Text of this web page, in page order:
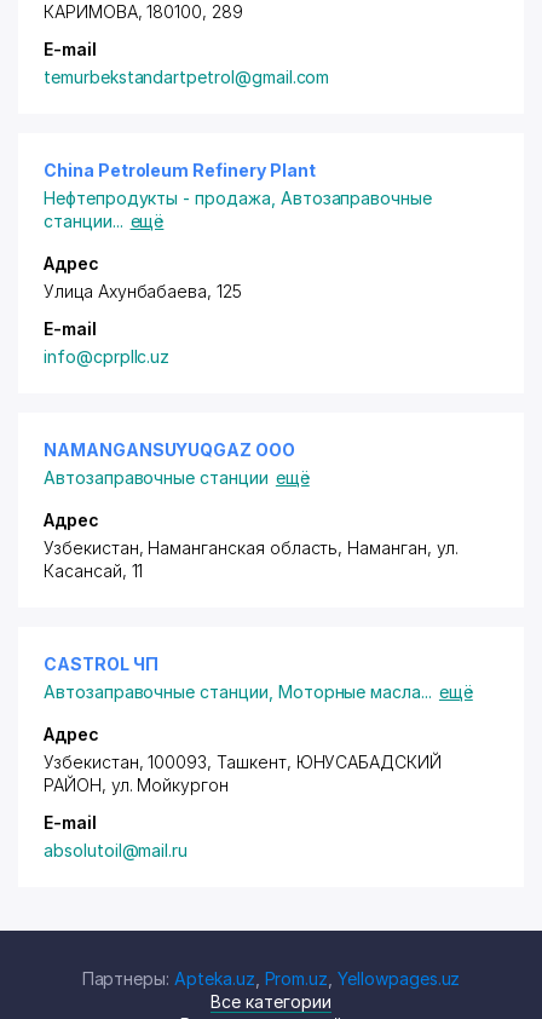
КАРИМОВА, 180100, 289
E-mail
temurbekstandartpetrol@gmail.com
China Petroleum Refinery Plant
Нефтепродукты - продажа Автозаправочные
станции... ещё
Адрес
Улица Ахунбабаева, 125
E-mail
info@cprpllc.uz
NAMANGANSUYUQGAZ ООО
Автозаправочные станции ещё
Адрес
Узбекистан, Наманганская область, Наманган, ул.
Касансай, 11
CASTROL ЧП
Автозаправочные станции Моторные масла... ещё
Адрес
Узбекистан, 100093, Ташкент, ЮНУСАБАДСКИЙ
РАЙОН, ул. Мойкургон
E-mail
absolutoil@mail.ru
Партнеры: Apteka.uz Prom.uz ,Yellowpages.uz
Все категории